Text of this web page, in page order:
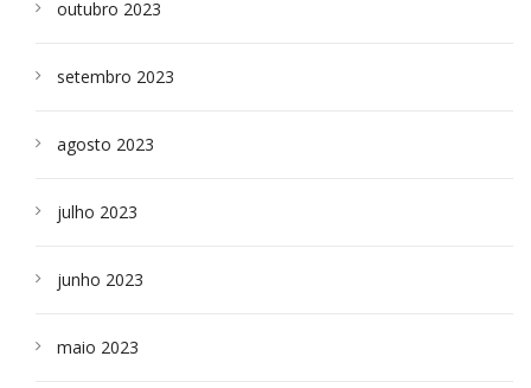
outubro 2023
setembro 2023
agosto 2023
julho 2023
junho 2023
maio 2023